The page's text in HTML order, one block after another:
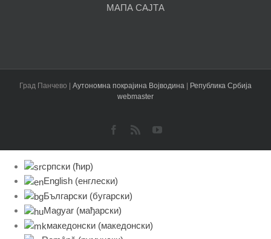
МАПА САЈТА
Град Панчево | Аутономна покрајина Војводина | Република Србија
webmaster
Facebook
Rss YouTube
српски (ћир)
English (енглески)
Български (бугарски)
Magyar (мађарски)
македонски (македонски)